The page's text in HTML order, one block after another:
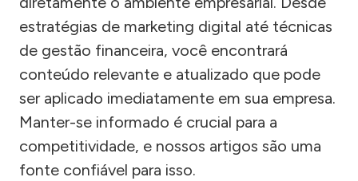
estratégias de marketing digital até técnicas
de gestão financeira, você encontrará
conteúdo relevante e atualizado que pode
ser aplicado imediatamente em sua empresa.
Manter-se informado é crucial para a
competitividade, e nossos artigos são uma
fonte confiável para isso.